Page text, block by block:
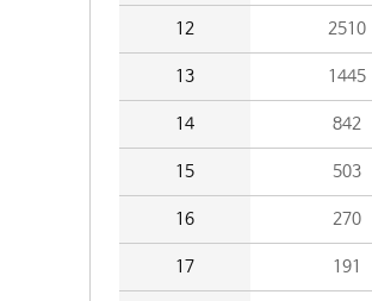
12 2510
13 1445
14 842
15 503
16 270
17 191